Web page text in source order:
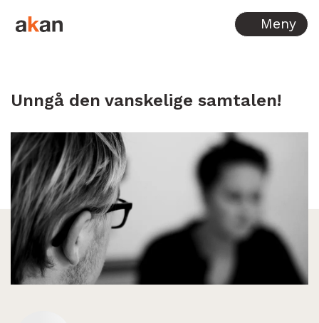
Hopp til innhold Meny
Unngå den vanskelige samtalen!